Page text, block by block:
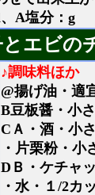
A塩分：g
エビの
♪調味料ほか
@揚げ油・適
B豆板醤・小
CＡ・酒・小
・片栗粉・小
DＢ・ケチャ
・水・１/2カ